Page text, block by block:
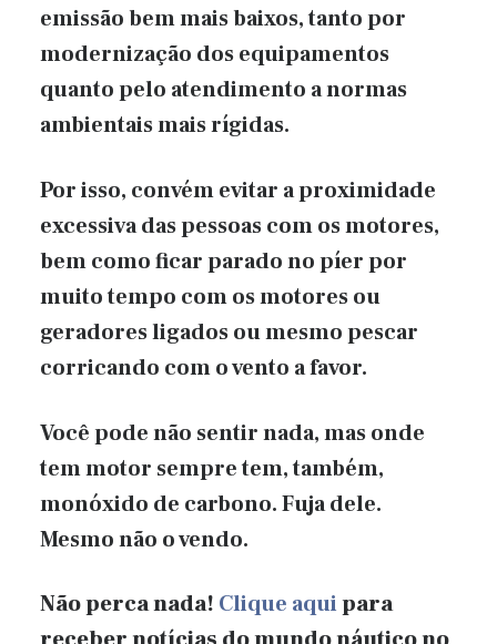
emissão bem mais baixos, tanto por
modernização dos equipamentos
quanto pelo atendimento a normas
ambientais mais rígidas.
Por isso, convém evitar a proximidade
excessiva das pessoas com os motores,
bem como ficar parado no píer por
muito tempo com os motores ou
geradores ligados ou mesmo pescar
corricando com o vento a favor.
Você pode não sentir nada, mas onde
tem motor sempre tem, também,
monóxido de carbono. Fuja dele.
Mesmo não o vendo.
Não perca nada! Clique aquipara